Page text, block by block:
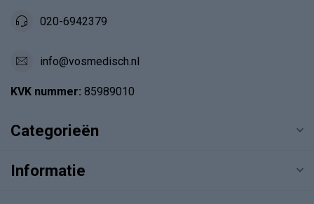
020-6942379
info@vosmedisch.nl
KVK nummer: 85989010
Categorieën
Informatie